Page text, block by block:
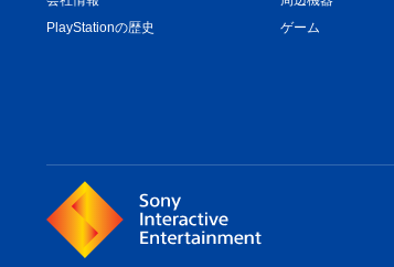
PlayStationの歴史
ゲーム